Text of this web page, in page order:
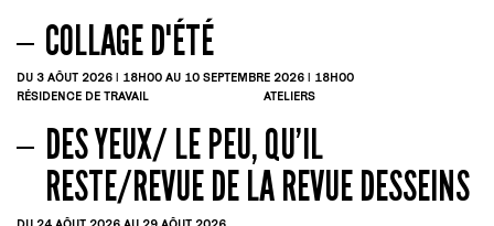
COLLAGE D'ÉTÉ
DU 3 AÔUT 2026 | 18H00 AU 10 SEPTEMBRE 2026 | 18H00
RÉSIDENCE DE TRAVAIL
ATELIERS
DES YEUX/ LE PEU, QU’IL
RESTE/REVUE DE LA REVUE DESSEINS